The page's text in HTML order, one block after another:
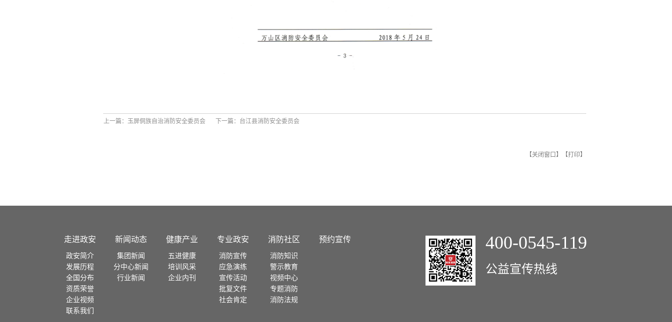
上一篇： 玉屏侗族自治消防安全委员会 下一篇： 台江县消防安全委员会
【关闭窗口 】【打印】
走进政安
政安简介
发展历程
全国分布
资质荣誉
企业视频
联系我们
新闻动态
集团新闻
分中心新闻
行业新闻
健康产业
五进健康
培训风采
企业内刊
专业政安
消防宣传
应急演练
宣传活动
批复文件
社会肯定
消防社区
消防知识
警示教育
视频中心
专题消防
消防法规
预约宣传 400-0545-119
公益宣传热线